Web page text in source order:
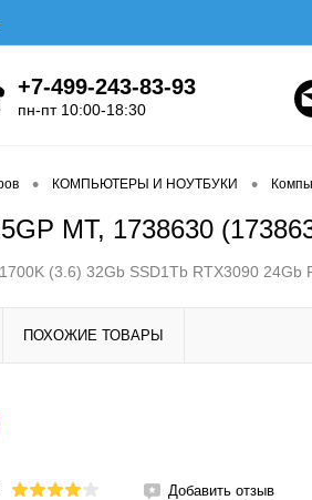
+7-499-243-83-93
пн-пт 10:00-18:30
• КОМПЬЮТЕРЫ И НОУТБУКИ •
MT, 1738630
(3.6) 32Gb SSD1Tb RTX3090
ПОХОЖИЕ ТОВАРЫ
Добавить отзыв